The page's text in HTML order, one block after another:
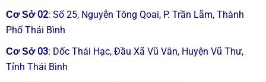
Kiểm tra chất
lượng nước đầu
lọc nước 9 chỉ
tiêu
Cơ Sở02: Số 25, Nguyễn Tông Qoai, P. Trần Lãm, Thành
Phố Thái Bình
Cơ Sở03: Dốc Thái Hạc, Đầu Xã Vũ Vân, Huyện Vũ Thư,
Tỉnh Thái Bình